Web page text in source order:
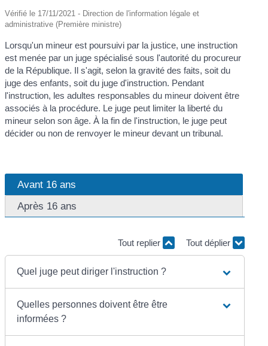
Vérifié le 17/11/2021 - Direction de l'information légale et
administrative (Première ministre)
Lorsqu'un mineur est poursuivi par la justice, une instruction
est menée par un juge spécialisé sous l'autorité du procureur
de la République. Il s'agit, selon la gravité des faits, soit du
juge des enfants, soit du juge d'instruction. Pendant
l'instruction, les adultes responsables du mineur doivent être
associés à la procédure. Le juge peut limiter la liberté du
mineur selon son âge. À la fin de l'instruction, le juge peut
décider ou non de renvoyer le mineur devant un tribunal.
Avant 16 ans
Après 16 ans
Tout replier Tout déplier
Quel juge peut diriger l'instruction ?
Quelles personnes doivent être être
informées ?